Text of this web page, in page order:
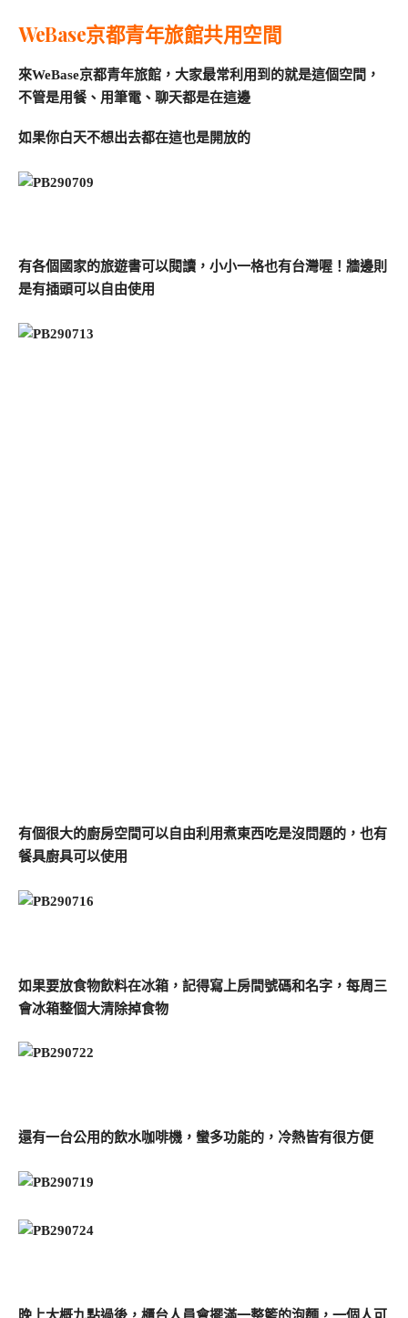
WeBase京都青年旅館共用空間
來WeBase京都青年旅館，大家最常利用到的就是這個空間，
不管是用餐、用筆電、聊天都是在這邊
如果你白天不想出去都在這也是開放的
有各個國家的旅遊書可以閱讀，小小一格也有台灣喔！牆邊則
是有插頭可以自由使用
有個很大的廚房空間可以自由利用煮東西吃是沒問題的，也有
餐具廚具可以使用
如果要放食物飲料在冰箱，記得寫上房間號碼和名字，每周三
會冰箱整個大清除掉食物
還有一台公用的飲水咖啡機，蠻多功能的，冷熱皆有很方便